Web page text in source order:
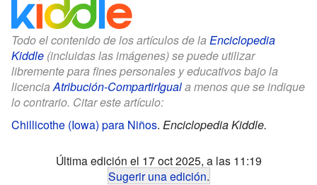
Todo el contenido de los artículos de la Enciclopedia
Kiddle (incluidas las imágenes) se puede utilizar
libremente para fines personales y educativos bajo la
licenciaAtribución-CompartirIguala menos que se indique
lo contrario. Citar este artículo:
Chillicothe (Iowa) para Niños. Enciclopedia Kiddle.
Última edición el 17 oct 2025, a las 11:19
Sugerir una edición.